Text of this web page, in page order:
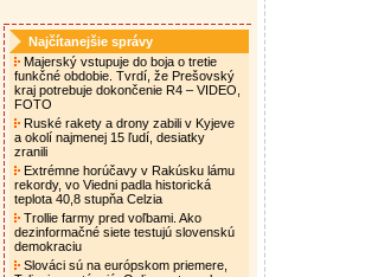
Najčítanejšie správy
Majerský vstupuje do boja o tretie
funkčné obdobie. Tvrdí, že Prešovský
kraj potrebuje dokončenie R4 – VIDEO,
FOTO
Ruské rakety a drony zabili v Kyjeve
a okolí najmenej 15 ľudí, desiatky
zranili
Extrémne horúčavy v Rakúsku lámu
rekordy, vo Viedni padla historická
teplota 40,8 stupňa Celzia
Trollie farmy pred voľbami. Ako
dezinformačné siete testujú slovenskú
demokraciu
Slováci sú na európskom priemere,